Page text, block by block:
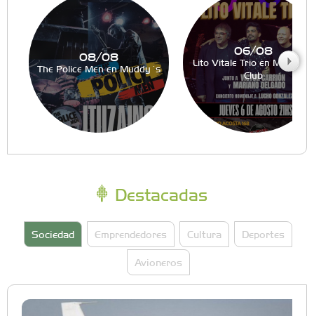
08/08
The Police Men en Muddy´s
06/08
Lito Vitale Trio en Muddy´s
Club
Destacadas
Sociedad Emprendedores Cultura Deportes
Avioneros